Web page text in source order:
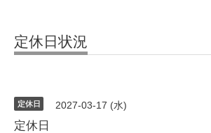
定休日状況
定休日 2027-03-17 (水)
定休日